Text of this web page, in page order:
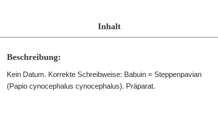
Inhalt
Beschreibung:
Kein Datum. Korrekte Schreibweise: Babuin = Steppenpavian
(Papio cynocephalus cynocephalus). Präparat.